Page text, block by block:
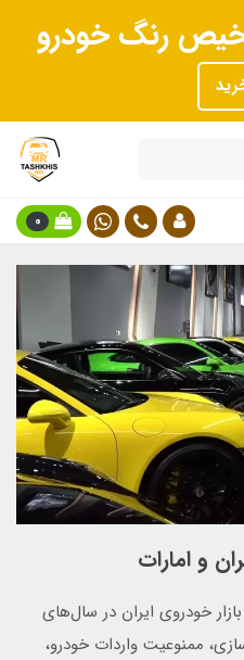
رنگ خودرو
0
و امارات
خودروی ایران در سال‌های
ممنوعیت واردات خودرو،